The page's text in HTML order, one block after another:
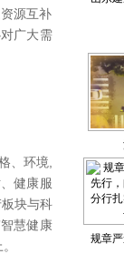
源互补
广大需
、环境,
健康服
块与科
慧健康
规章